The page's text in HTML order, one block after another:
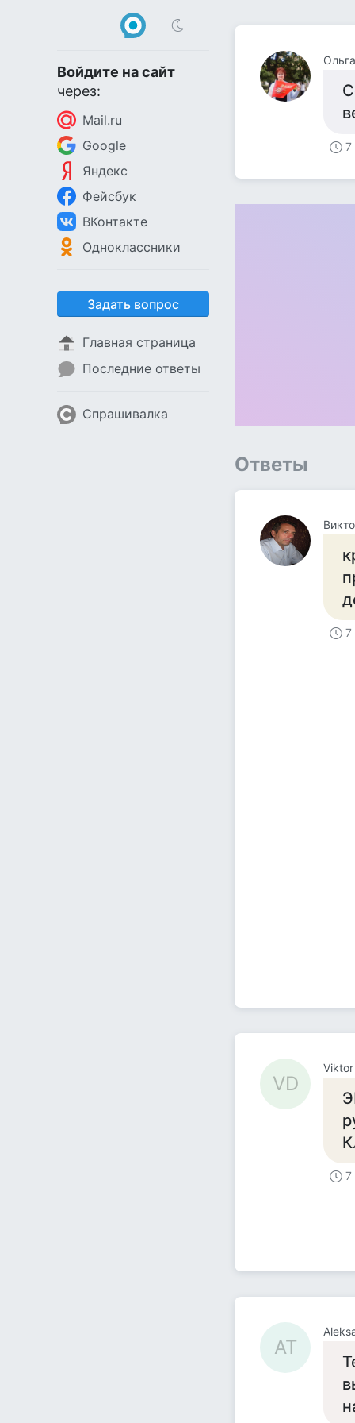
Войдите на сайт
через:
Mail.ru
Google
Яндекс
Фейсбук
ВКонтакте
Одноклассники
Задать вопрос
Главная страница
Последние ответы
Спрашивалка
7
Ответы
7
VD
7
AT